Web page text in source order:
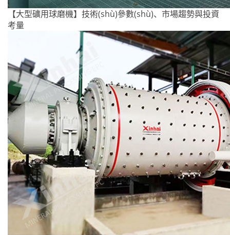
【大型礦用球磨機】技術(shù)參數(shù)、市場趨勢與投資
考量